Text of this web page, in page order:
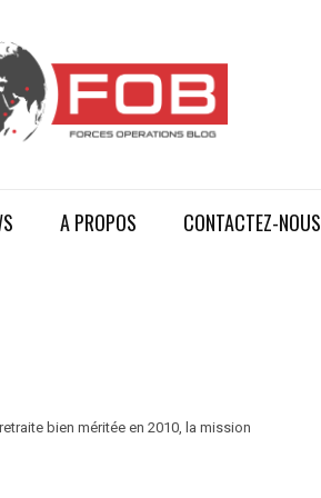
A PROPOS CONTACTEZ-NOUS
bien méritée en 2010, la mission